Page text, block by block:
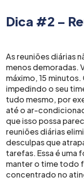
Dica #2 –
As reuniões diárias
menos demoradas.
máximo, 15
impedindo o seu
tudo mesmo, por
até o ar-
que isso possa
reuniões diárias
desculpas que
tarefas. Essa é
manter o time todo
concentrado no